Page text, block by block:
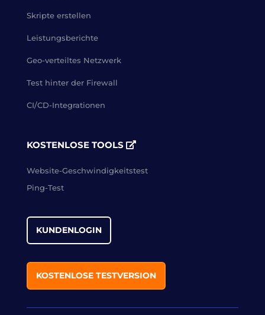
Skripte erstellen
Leistungsberichte
Geo-verteiltes Netzwerk
Test hinter der Firewall
CI/CD-Integrationen
KOSTENLOSE TOOLS
Website-Geschwindigkeitstest
Ping-Test
KUNDENLOGIN
KOSTENLOSE TESTVERSION